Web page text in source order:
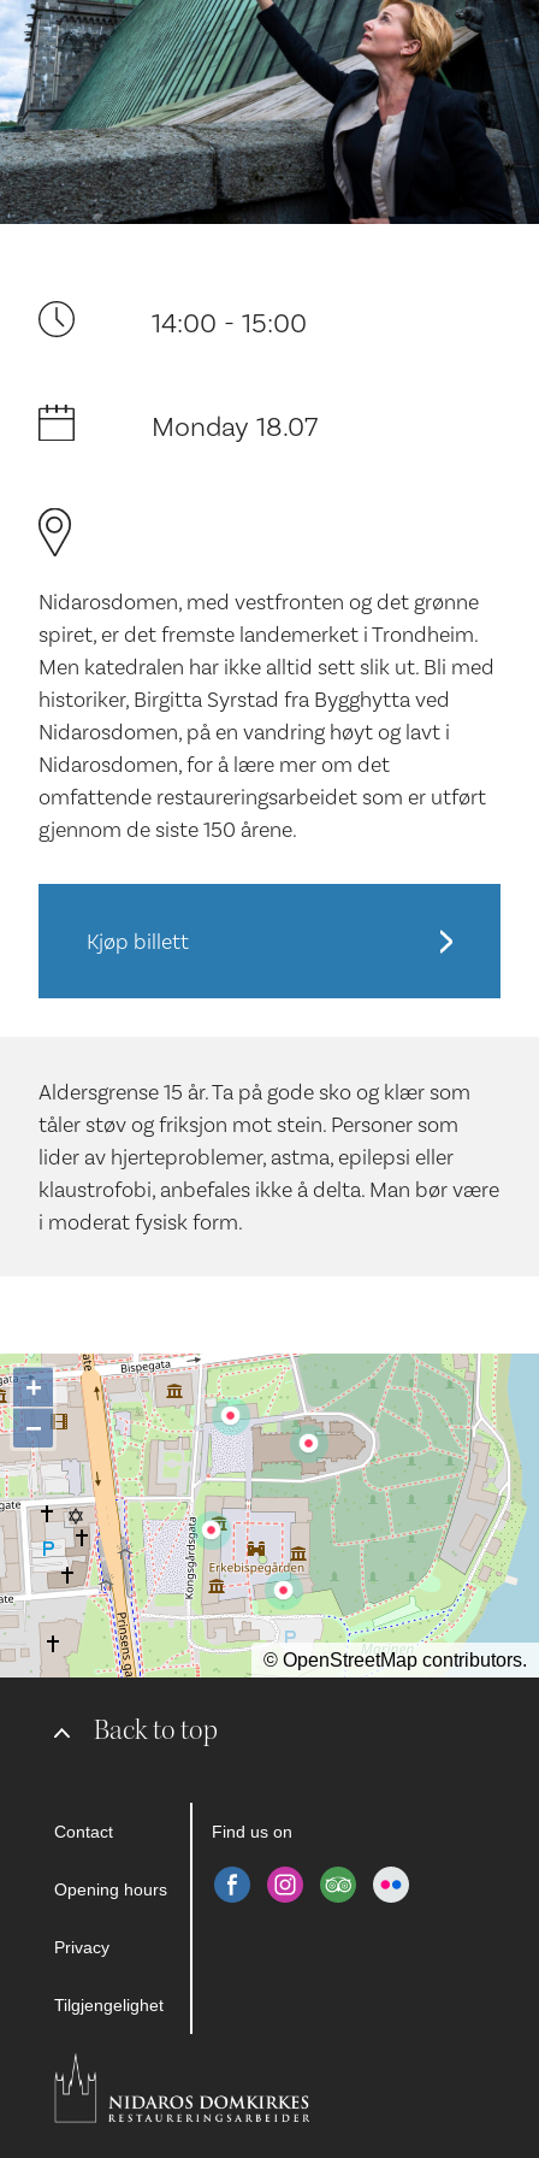
Your visit
The music in the Cathedral
History and architecture
14:00 - 15:00
Monday 18.07
Nidarosdomen, med vestfronten og det grønne
spiret, er det fremste landemerket i Trondheim.
Men katedralen har ikke alltid sett slik ut. Bli med
historiker, Birgitta Syrstad fra Bygghytta ved
Nidarosdomen, på en vandring høyt og lavt i
Nidarosdomen, for å lære mer om det
omfattende restaureringsarbeidet som er utført
gjennom de siste 150 årene.
Kjøp billett
Aldersgrense 15 år. Ta på gode sko og klær som
tåler støv og friksjon mot stein. Personer som
lider av hjerteproblemer, astma, epilepsi eller
klaustrofobi, anbefales ikke å delta. Man bør være
i moderat fysisk form.
Back to top
Contact
Opening hours
Privacy
Tilgjengelighet
Find us on
+
−
© OpenStreetMap contributors.